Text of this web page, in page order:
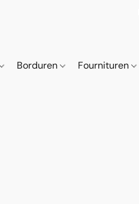
Borduren Fournituren